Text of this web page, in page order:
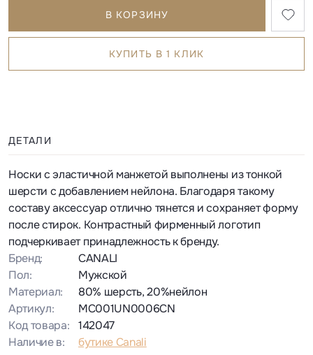
В КОРЗИНУ
КУПИТЬ В 1 КЛИК
ДЕТАЛИ
Носки с эластичной манжетой выполнены из тонкой
шерсти с добавлением нейлона. Благодаря такому
составу аксессуар отлично тянется и сохраняет форму
после стирок. Контрастный фирменный логотип
подчеркивает принадлежность к бренду.
Бренд:
CANALI
Пол:
Мужской
Материал:
80% шерсть, 20%нейлон
Артикул:
MC001UN0006CN
Код товара:
142047
Наличие в:
бутике Canali